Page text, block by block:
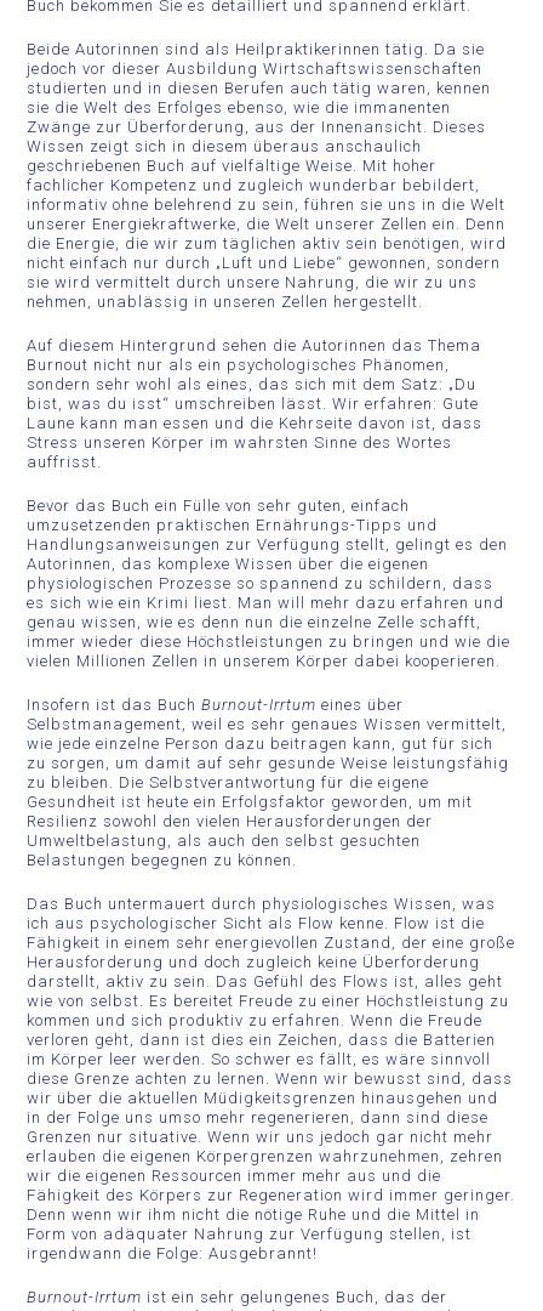
Buch bekommen Sie es detailliert und spannend erklärt.
Beide Autorinnen sind als Heilpraktikerinnen tätig. Da sie
jedoch vor dieser Ausbildung Wirtschaftswissenschaften
studierten und in diesen Berufen auch tätig waren, kennen
sie die Welt des Erfolges ebenso, wie die immanenten
Zwänge zur Überforderung, aus der Innenansicht. Dieses
Wissen zeigt sich in diesem überaus anschaulich
geschriebenen Buch auf vielfältige Weise. Mit hoher
fachlicher Kompetenz und zugleich wunderbar bebildert,
informativ ohne belehrend zu sein, führen sie uns in die Welt
unserer Energiekraftwerke, die Welt unserer Zellen ein. Denn
die Energie, die wir zum täglichen aktiv sein benötigen, wird
nicht einfach nur durch „Luft und Liebe“ gewonnen, sondern
sie wird vermittelt durch unsere Nahrung, die wir zu uns
nehmen, unablässig in unseren Zellen hergestellt.
Auf diesem Hintergrund sehen die Autorinnen das Thema
Burnout nicht nur als ein psychologisches Phänomen,
sondern sehr wohl als eines, das sich mit dem Satz: „Du
bist, was du isst“ umschreiben lässt. Wir erfahren: Gute
Laune kann man essen und die Kehrseite davon ist, dass
Stress unseren Körper im wahrsten Sinne des Wortes
auffrisst.
Bevor das Buch ein Fülle von sehr guten, einfach
umzusetzenden praktischen Ernährungs-Tipps und
Handlungsanweisungen zur Verfügung stellt, gelingt es den
Autorinnen, das komplexe Wissen über die eigenen
physiologischen Prozesse so spannend zu schildern, dass
es sich wie ein Krimi liest. Man will mehr dazu erfahren und
genau wissen, wie es denn nun die einzelne Zelle schafft,
immer wieder diese Höchstleistungen zu bringen und wie die
vielen Millionen Zellen in unserem Körper dabei kooperieren.
Insofern ist das BuchBurnout-Irrtum eines über
Selbstmanagement, weil es sehr genaues Wissen vermittelt,
wie jede einzelne Person dazu beitragen kann, gut für sich
zu sorgen, um damit auf sehr gesunde Weise leistungsfähig
zu bleiben. Die Selbstverantwortung für die eigene
Gesundheit ist heute ein Erfolgsfaktor geworden, um mit
Resilienz sowohl den vielen Herausforderungen der
Umweltbelastung, als auch den selbst gesuchten
Belastungen begegnen zu können.
Das Buch untermauert durch physiologisches Wissen, was
ich aus psychologischer Sicht als Flow kenne. Flow ist die
Fähigkeit in einem sehr energievollen Zustand, der eine große
Herausforderung und doch zugleich keine Überforderung
darstellt, aktiv zu sein. Das Gefühl des Flows ist, alles geht
wie von selbst. Es bereitet Freude zu einer Höchstleistung zu
kommen und sich produktiv zu erfahren. Wenn die Freude
verloren geht, dann ist dies ein Zeichen, dass die Batterien
im Körper leer werden. So schwer es fällt, es wäre sinnvoll
diese Grenze achten zu lernen. Wenn wir bewusst sind, dass
wir über die aktuellen Müdigkeitsgrenzen hinausgehen und
in der Folge uns umso mehr regenerieren, dann sind diese
Grenzen nur situative. Wenn wir uns jedoch gar nicht mehr
erlauben die eigenen Körpergrenzen wahrzunehmen, zehren
wir die eigenen Ressourcen immer mehr aus und die
Fähigkeit des Körpers zur Regeneration wird immer geringer.
Denn wenn wir ihm nicht die nötige Ruhe und die Mittel in
Form von adäquater Nahrung zur Verfügung stellen, ist
irgendwann die Folge: Ausgebrannt!
Burnout-Irrtum ist ein sehr gelungenes Buch, das der